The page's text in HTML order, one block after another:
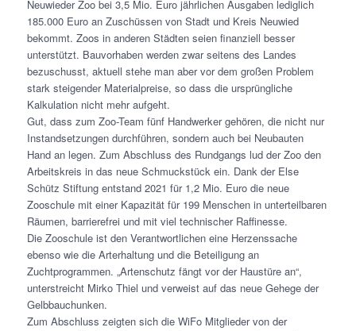
Neuwieder Zoo bei 3,5 Mio. Euro jährlichen Ausgaben lediglich
185.000 Euro an Zuschüssen von Stadt und Kreis Neuwied
bekommt. Zoos in anderen Städten seien finanziell besser
unterstützt. Bauvorhaben werden zwar seitens des Landes
bezuschusst, aktuell stehe man aber vor dem großen Problem
stark steigender Materialpreise, so dass die ursprüngliche
Kalkulation nicht mehr aufgeht.
Gut, dass zum Zoo-Team fünf Handwerker gehören, die nicht nur
Instandsetzungen durchführen, sondern auch bei Neubauten
Hand an legen. Zum Abschluss des Rundgangs lud der Zoo den
Arbeitskreis in das neue Schmuckstück ein. Dank der Else
Schütz Stiftung entstand 2021 für 1,2 Mio. Euro die neue
Zooschule mit einer Kapazität für 199 Menschen in unterteilbaren
Räumen, barrierefrei und mit viel technischer Raffinesse.
Die Zooschule ist den Verantwortlichen eine Herzenssache
ebenso wie die Arterhaltung und die Beteiligung an
Zuchtprogrammen. „Artenschutz fängt vor der Haustüre an“,
unterstreicht Mirko Thiel und verweist auf das neue Gehege der
Gelbbauchunken.
Zum Abschluss zeigten sich die WiFo Mitglieder von der